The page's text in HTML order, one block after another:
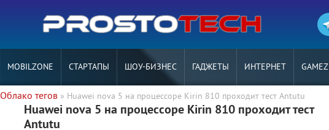
MOBILZONE СТАРТАПЫ ШОУ-БИЗНЕС ГАДЖЕТЫ ИНТЕРНЕТ GAMEZ
Облако тегов » Huawei nova 5 на процессоре Kirin 810 проходит тест Antutu
Huawei nova 5 на процессоре Kirin 810 проходит тест
Antutu